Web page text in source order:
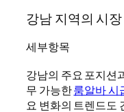
강남 지역의 시
세부항목
강남의 주요 포지션
무 가능한룸알바 시
요 변화의 트렌드도